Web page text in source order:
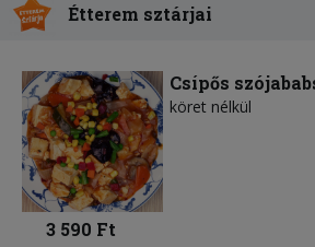
Étterem sztárjai
Csípős
köret nélkül
3 590 Ft